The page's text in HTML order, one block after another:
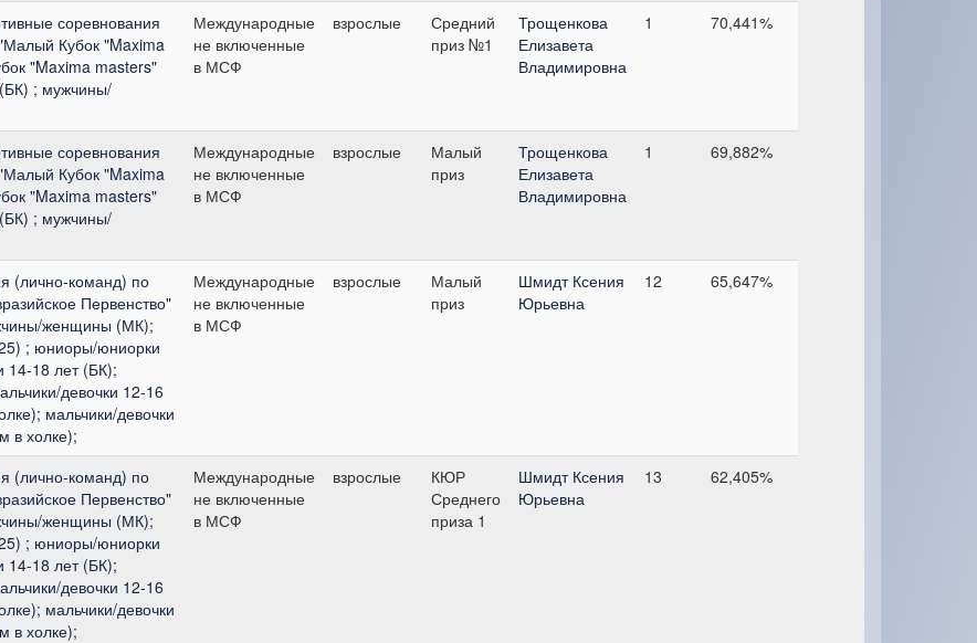
соревнования
Кубок "Maxima
"Maxima masters"
; мужчины/
Международные
не включенные
в МСФ
взрослые
Средний
приз №1
Трощенкова
Елизавета
Владимировна
1 70,441%
соревнования
Кубок "Maxima
"Maxima masters"
; мужчины/
Международные
не включенные
в МСФ
взрослые
Малый
приз
Трощенкова
Елизавета
Владимировна
1 69,882%
(лично-команд) по
Первенство"
женщины (МК);
; юниоры/юниорки
14-18 лет (БК);
девочки 12-16
мальчики/девочки
в холке);
Международные
не включенные
в МСФ
взрослые
Малый
приз
Шмидт Ксения
Юрьевна
12 65,647%
(лично-команд) по
Первенство"
женщины (МК);
; юниоры/юниорки
14-18 лет (БК);
девочки 12-16
мальчики/девочки
в холке);
Международные
не включенные
в МСФ
взрослые
КЮР
Среднего
приза 1
Шмидт Ксения
Юрьевна
13 62,405%